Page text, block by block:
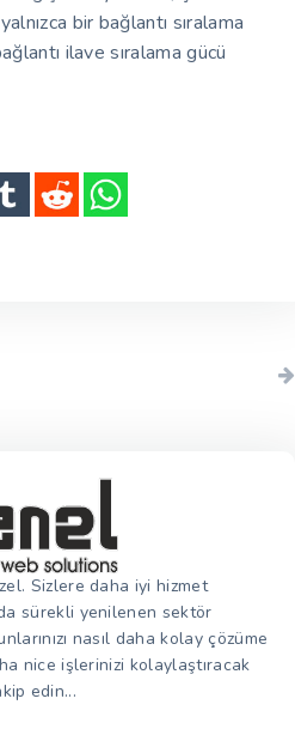
bir bağlantı sıralama
ilave sıralama gücü
Sizlere daha iyi hizmet
sürekli yenilenen sektör
nasıl daha kolay çözüme
nice işlerinizi kolaylaştıracak
edin...